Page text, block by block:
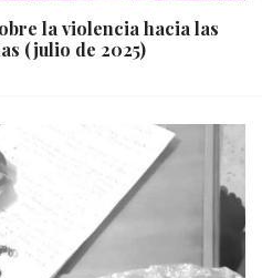
la violencia hacia las
(julio de 2025)